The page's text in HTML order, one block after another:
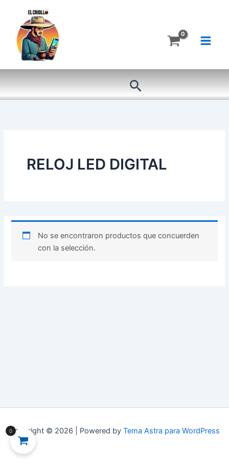
contenido
Buscar
RELOJ LED DIGITAL
No se encontraron productos que concuerden
con la selección.
Copyright © 2026 | Powered by Tema Astra para WordPress
0